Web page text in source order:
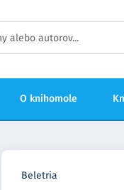
O knihomole
Beletria